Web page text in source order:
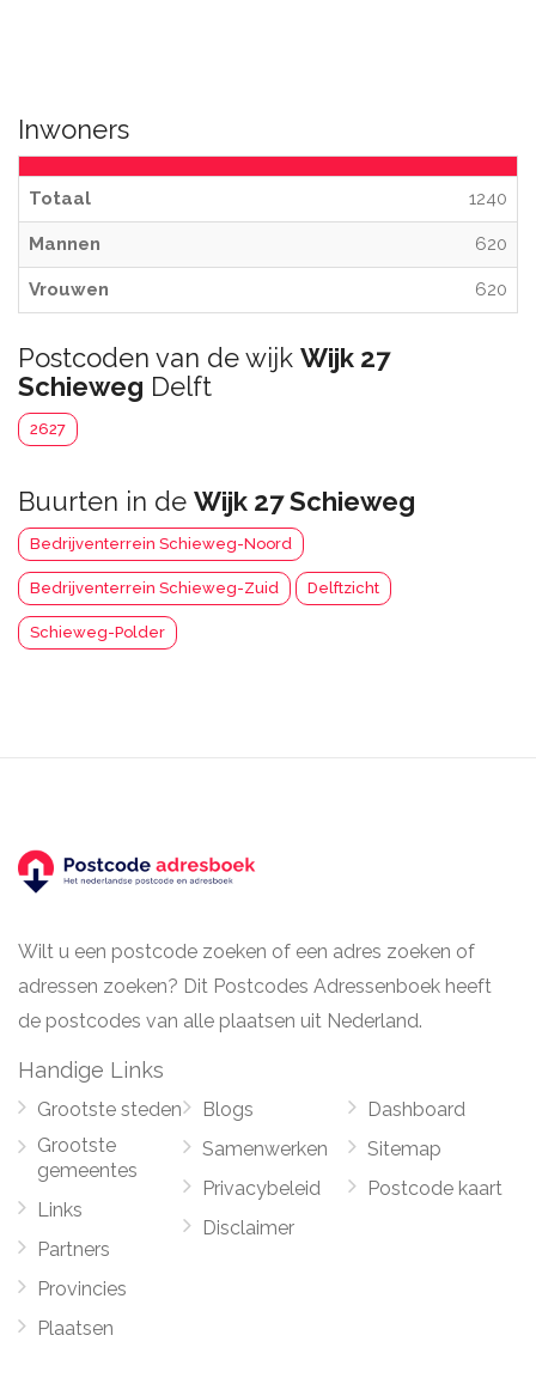
Inwoners
Totaal 1240
Mannen 620
Vrouwen 620
Postcoden van de wijk Wijk 27
Schieweg Delft
2627
Buurten in de Wijk 27 Schieweg
Bedrijventerrein Schieweg-Noord
Bedrijventerrein Schieweg-Zuid Delftzicht
Schieweg-Polder
Wilt u een postcode zoeken of een adres zoeken of
adressen zoeken? Dit Postcodes Adressenboek heeft
de postcodes van alle plaatsen uit Nederland.
Handige Links
Grootste steden
Grootste
gemeentes
Links
Partners
Provincies
Plaatsen
Blogs
Samenwerken
Privacybeleid
Disclaimer
Dashboard
Sitemap
Postcode kaart